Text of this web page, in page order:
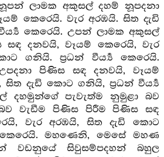
ලාමක අකුසල් දහම් නූපදනා
කෙරෙයි. වැර අරඹයි. සිත දැඩි
කෙරෙයි. උපන් ලාමක අකුසල්
සඳ දනවයි, වෑයම් කෙරෙයි, වැර
ගනියි. ප්‍රධන් වීර්‍ය්‍ය කෙරෙයි.
පිණිස සඳ දනවයි, වෑයම්
සිත දැඩි කොට ගනියි, ප්‍රධන් වීර්‍ය්‍ය
දහමුන්ගේ පැවැත්ම නුමුළා බව
වැඩීම පිණිස පිරීම පිණිස සඳ
වැර අරඹයි, සිත දැඩි කොට
කෙරෙයි. මහණෙනි, මෙසේ මහණ
වඩනුයේ සිවුසම්පදහන් බහුල